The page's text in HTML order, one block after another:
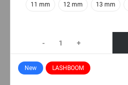
11 mm 12 mm 13 mm
- +
New LASHBOOM